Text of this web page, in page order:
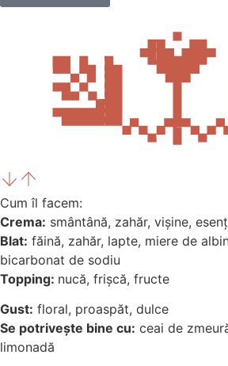
Cum îl facem:
Crema: smântână, zahăr, vișine,
Blat: făină, zahăr, lapte, miere de
bicarbonat de sodiu
Topping: nucă, frișcă, fructe
Gust: floral, proaspăt, dulce
Se potrivește bine cu: ceai de
limonadă